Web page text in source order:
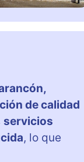
de calidad
servicios
, lo que